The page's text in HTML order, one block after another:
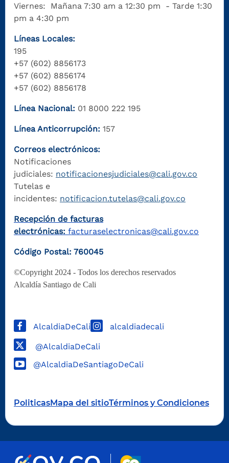
Viernes: Mañana 7:30 am a 12:30 pm - Tarde 1:30
pm a 4:30 pm
Líneas Locales:
195
+57 (602) 8856173
+57 (602) 8856174
+57 (602) 8856178
Línea Nacional: 01 8000 222 195
Línea Anticorrupción: 157
Correos electrónicos:
Notificaciones
judiciales: notificacionesjudiciales@cali.gov.co
Tutelas e
incidentes: notificacion.tutelas@cali.gov.co
Recepción de facturas
electrónicas: facturaselectronicas@cali.gov.co
Código Postal: 760045
©Copyright 2024 - Todos los derechos reservados
Alcaldía Santiago de Cali
AlcaldiaDeCali alcaldiadecali
@AlcaldiaDeCali
@AlcaldiaDeSantiagoDeCali
PoliticasMapa del sitioTérminos y Condiciones